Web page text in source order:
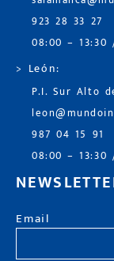
923 28 33 27
08:00 – 13:30
> León:
P.I. Sur Alto
987 04 15 91
08:00 – 13:30
Email